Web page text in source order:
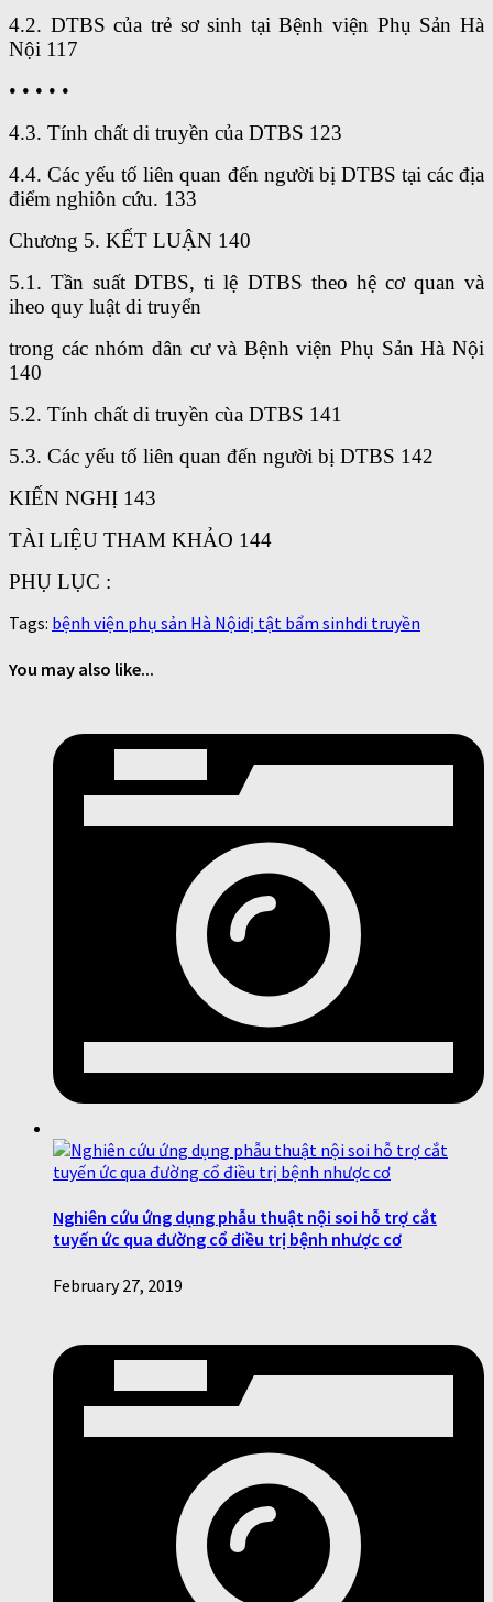
4.2. DTBS của trẻ sơ sinh tại Bệnh viện Phụ Sản Hà
Nội 117
• • • • •
4.3. Tính chất di truyền của DTBS 123
4.4. Các yếu tố liên quan đến người bị DTBS tại các địa
điểm nghiôn cứu. 133
Chương 5. KẾT LUẬN 140
5.1. Tần suất DTBS, ti lệ DTBS theo hệ cơ quan và
iheo quy luật di truyển
trong các nhóm dân cư và Bệnh viện Phụ Sản Hà Nội
140
5.2. Tính chất di truyền cùa DTBS 141
5.3. Các yếu tố liên quan đến người bị DTBS 142
KIẾN NGHỊ 143
TÀI LIỆU THAM KHẢO 144
PHỤ LỤC :
Tags: bệnh viện phụ sản Hà Nộidị tật bẩm sinhdi truyền
You may also like...
Nghiên cứu ứng dụng phẫu thuật nội soi hỗ trợ cắt
tuyến ức qua đường cổ điều trị bệnh nhược cơ
February 27, 2019